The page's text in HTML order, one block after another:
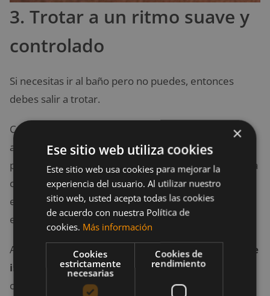
3. Trotar a un ritmo suave y
controlado
Si necesitas ir al baño pero no puedes, entonces
debes salir a trotar.
Correr a un ritmo o constante y moderado puede
ayudarte aestimular el movimiento intestinal
porque el cardio acelera la respiración y la frecuencia
cardíaca. Por lo tanto, los músculos intestinales que
están condiciones o ejercitados te ayudaran a
evacuar más rápidamente.
Al igual que el entrenamiento de yoga, correr puede
inducir peristaltismo, razón por la que muchos
corredores están familiarizados con las ganas de ir al
×
Ese sitio web utiliza cookies
Este sitio web usa cookies para mejorar la
experiencia del usuario. Al utilizar nuestro
sitio web, usted acepta todas las cookies
de acuerdo con nuestra Política de
cookies. Más información
Cookies
estrictamente
necesarias
Cookies de
rendimiento